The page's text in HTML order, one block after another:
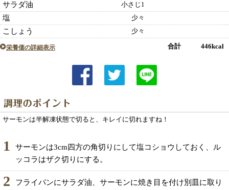
サラダ油 小さじ1
塩 少々
こしょう 少々
栄養価の詳細表示 合計 446kcal
サーモンは半解凍状態で切ると、キレイに切れますね！
1
サーモンは3cm四方の角切りにして塩コショウしておく、ル
ッコラはザク切りにする。
2
フライパンにサラダ油、サーモンに焼き目を付け別皿に取り